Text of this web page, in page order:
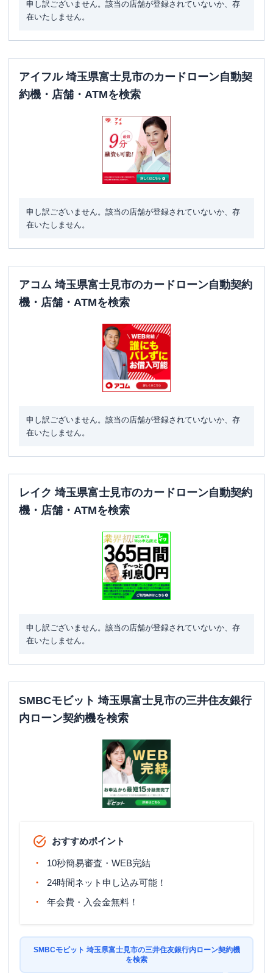
申し訳ございません。該当の店舗が登録されていないか、存
在いたしません。
アイフル 埼玉県富士見市のカードローン自動契
約機・店舗・ATMを検索
申し訳ございません。該当の店舗が登録されていないか、存
在いたしません。
アコム 埼玉県富士見市のカードローン自動契約
機・店舗・ATMを検索
申し訳ございません。該当の店舗が登録されていないか、存
在いたしません。
レイク 埼玉県富士見市のカードローン自動契約
機・店舗・ATMを検索
申し訳ございません。該当の店舗が登録されていないか、存
在いたしません。
SMBCモビット 埼玉県富士見市の三井住友銀行
内ローン契約機を検索
おすすめポイント
10秒簡易審査・WEB完結
24時間ネット申し込み可能！
年会費・入会金無料！
SMBCモビット 埼玉県富士見市の三井住友銀行内ローン契約機
を検索